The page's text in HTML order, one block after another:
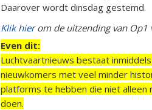
Daarover wordt dinsdag gestemd.
Klik hierom de uitzending van Op1
Even dit:
Luchtvaartnieuws bestaat
nieuwkomers met veel minder
platforms te hebben die niet alleen
doen.